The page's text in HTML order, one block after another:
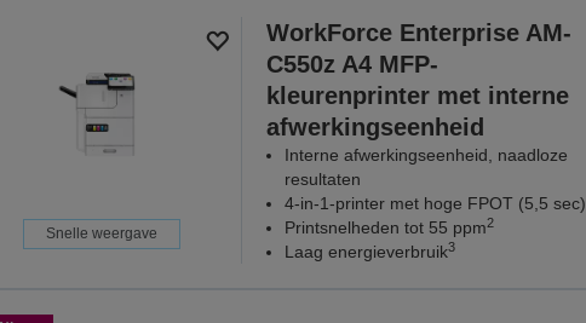
Snelle weergave
WorkForce Enterprise AM-
C550z A4 MFP-
kleurenprinter met interne
afwerkingseenheid
Interne afwerkingseenheid, naadloze
resultaten
4-in-1-printer met hoge FPOT (5,5 sec)
Printsnelheden tot 55 ppm2
Laag energieverbruik3